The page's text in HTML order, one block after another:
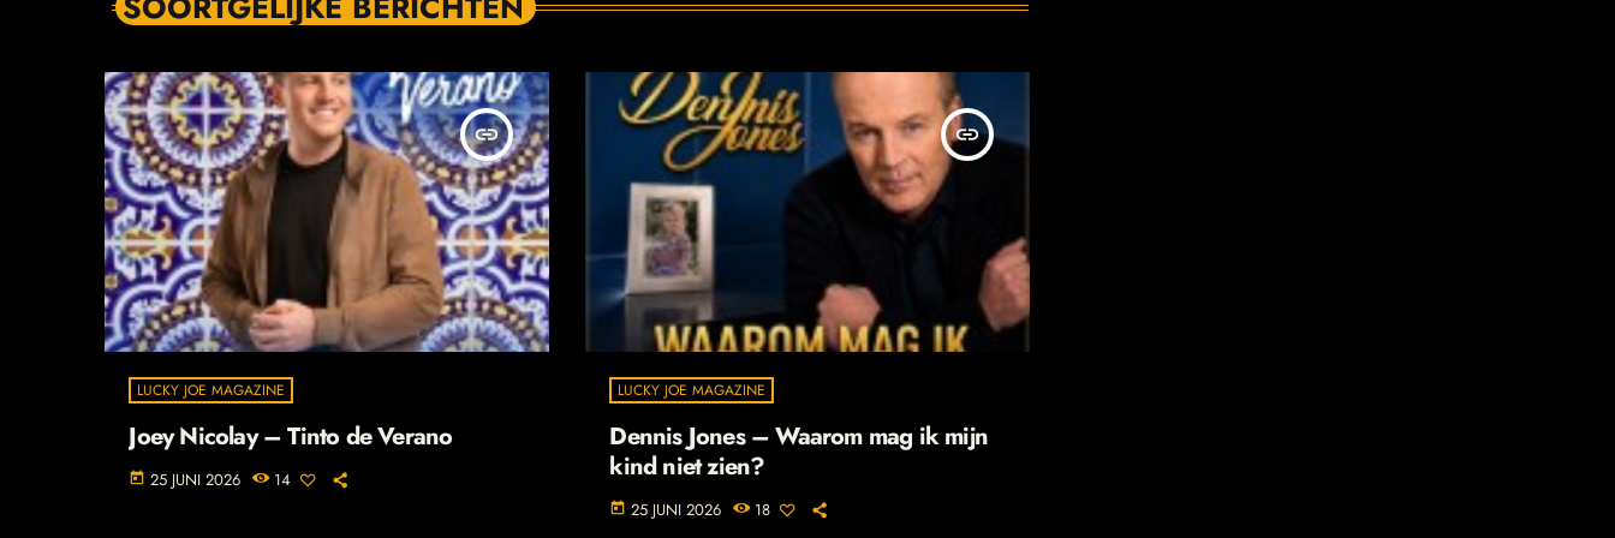
insert_link
LUCKY JOE MAGAZINE
Joey Nicolay – Tinto de Verano
today 25 JUNI 2026 14
insert_link
LUCKY JOE MAGAZINE
Dennis Jones – Waarom mag ik mijn
kind niet zien?
today 25 JUNI 2026 18